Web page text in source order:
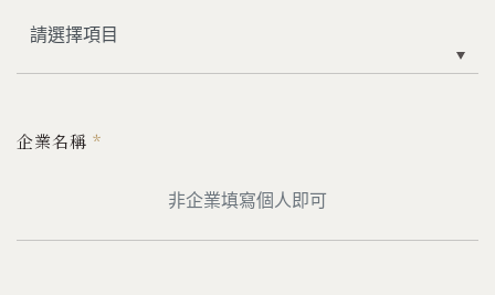
企業名稱 *